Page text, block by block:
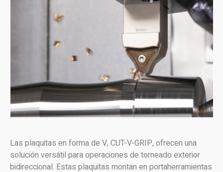
Las plaquitas en forma de V, CUT-V-GRIP, ofrecen una
solución versátil para operaciones de torneado exterior
bidireccional. Estas plaquitas montan en portaherramientas